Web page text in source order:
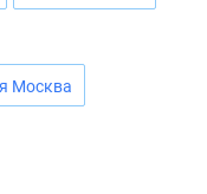
Москва